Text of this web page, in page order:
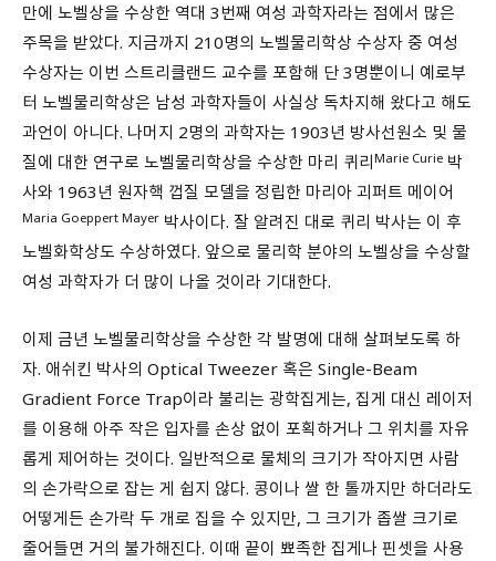
만에 노벨상을 수상한 역대 3번째 여성 과학자라는 점에서 많은
주목을 받았다. 지금까지 210명의 노벨물리학상 수상자 중 여성
수상자는 이번 스트리클랜드 교수를 포함해 단 3명뿐이니 예로부
터 노벨물리학상은 남성 과학자들이 사실상 독차지해 왔다고 해도
과언이 아니다. 나머지 2명의 과학자는 1903년 방사선원소 및 물
질에 대한 연구로 노벨물리학상을 수상한 마리 퀴리Marie Curie 박
사와 1963년 원자핵 껍질 모델을 정립한 마리아 괴퍼트 메이어
Maria Goeppert Mayer 박사이다. 잘 알려진 대로 퀴리 박사는 이 후
노벨화학상도 수상하였다. 앞으로 물리학 분야의 노벨상을 수상할
여성 과학자가 더 많이 나올 것이라 기대한다.
이제 금년 노벨물리학상을 수상한 각 발명에 대해 살펴보도록 하
자. 애쉬킨 박사의 Optical Tweezer 혹은 Single-Beam
Gradient Force Trap이라 불리는 광학집게는, 집게 대신 레이저
를 이용해 아주 작은 입자를 손상 없이 포획하거나 그 위치를 자유
롭게 제어하는 것이다. 일반적으로 물체의 크기가 작아지면 사람
의 손가락으로 잡는 게 쉽지 않다. 콩이나 쌀 한 톨까지만 하더라도
어떻게든 손가락 두 개로 집을 수 있지만, 그 크기가 좁쌀 크기로
줄어들면 거의 불가해진다. 이때 끝이 뾰족한 집게나 핀셋을 사용